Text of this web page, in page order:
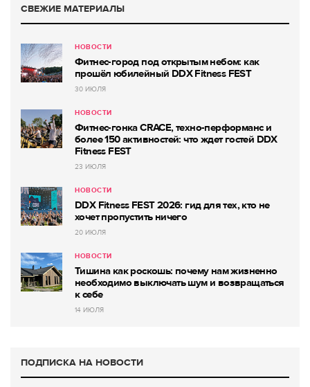
СВЕЖИЕ МАТЕРИАЛЫ
НОВОСТИ
Фитнес-город под открытым небом: как
прошёл юбилейный DDX Fitness FEST
30 ИЮЛЯ
НОВОСТИ
Фитнес-гонка CRACE, техно-перформанс и
более 150 активностей: что ждет гостей DDX
Fitness FEST
23 ИЮЛЯ
НОВОСТИ
DDX Fitness FEST 2026: гид для тех, кто не
хочет пропустить ничего
20 ИЮЛЯ
НОВОСТИ
Тишина как роскошь: почему нам жизненно
необходимо выключать шум и возвращаться
к себе
14 ИЮЛЯ
ПОДПИСКА НА НОВОСТИ